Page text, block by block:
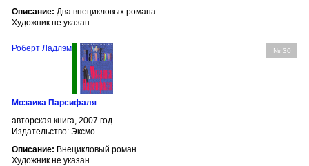
Описание: Два внецикловых романа.
Художник не указан.
№ 30
Роберт Ладлэм
Мозаика Парсифаля
авторская книга, 2007 год
Издательство: Эксмо
Описание: Внецикловый роман.
Художник не указан.